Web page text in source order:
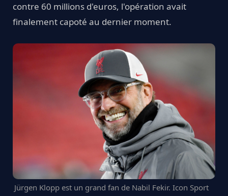
contre 60 millions d'euros, l'opération avait
finalement capoté au dernier moment.
Jürgen Klopp est un grand fan de Nabil Fekir. Icon Sport